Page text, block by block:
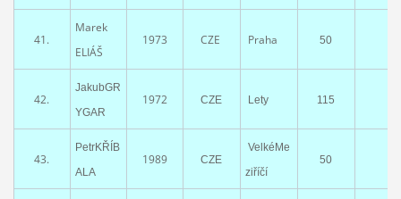
41.
Marek
ELIÁŠ
1973 CZE Praha 50
42.
JakubGR
YGAR
1972 CZE Lety 115
43.
PetrKŘÍB
ALA
1989 CZE
VelkéMe
ziříčí
50